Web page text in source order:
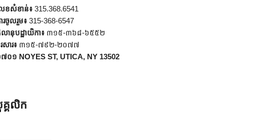
ខសំខាន់៖315.368.6541
រចូលរួម៖315-368-6547
ានុបដ្ឋាយិកា៖៣១៥-៣៦៨-៦៥៥២
សារ៖៣១៥-៧៩២-២០៧៧
០១ NOYES ST, UTICA, NY 13502
គលិក